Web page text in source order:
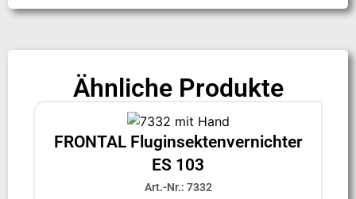
Ähnliche Produkte
FRONTAL Fluginsektenvernichter
ES 103
Art.-Nr.: 7332